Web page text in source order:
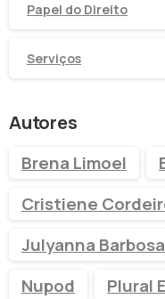
Papel do Direito
Serviços
Autores
Brena Limoel
Cristiene
Julyanna Barbosa
Nupod
Plural